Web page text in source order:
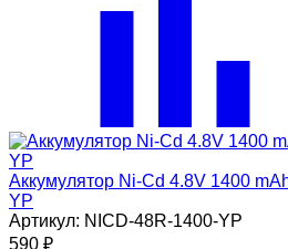
Аккумулятор Ni-Cd 4.8V 1400
YP
Артикул: NICD-48R-1400-YP
590 ₽